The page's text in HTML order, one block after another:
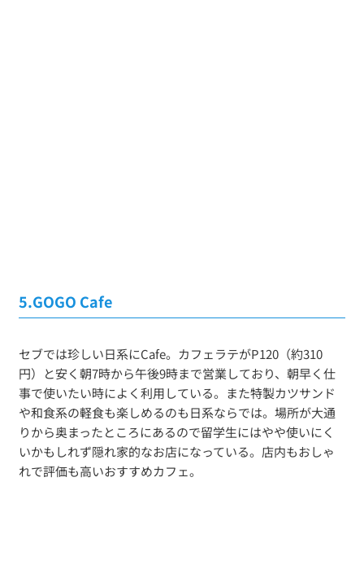
5.GOGO Cafe
セブでは珍しい日系にCafe。カフェラテがP120（約310
円）と安く朝7時から午後9時まで営業しており、朝早く仕
事で使いたい時によく利用している。また特製カツサンド
や和食系の軽食も楽しめるのも日系ならでは。場所が大通
りから奥まったところにあるので留学生にはやや使いにく
いかもしれず隠れ家的なお店になっている。店内もおしゃ
れで評価も高いおすすめカフェ。